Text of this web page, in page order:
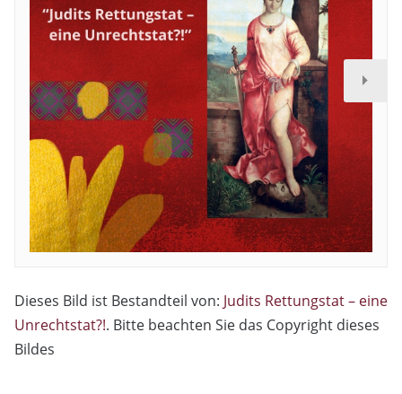
Dieses Bild ist Bestandteil von: Judits Rettungstat – eine
Unrechtstat?!. Bitte beachten Sie das Copyright dieses
Bildes